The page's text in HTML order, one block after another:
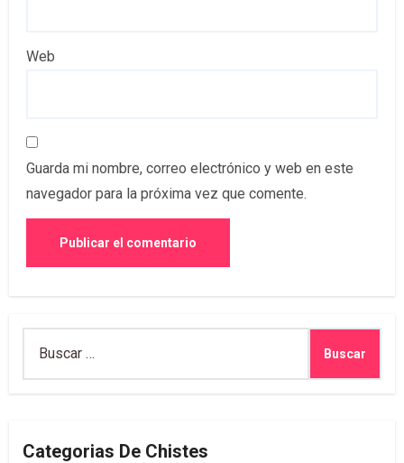
Web
Guarda mi nombre, correo electrónico y web en este
navegador para la próxima vez que comente.
Categorias De Chistes